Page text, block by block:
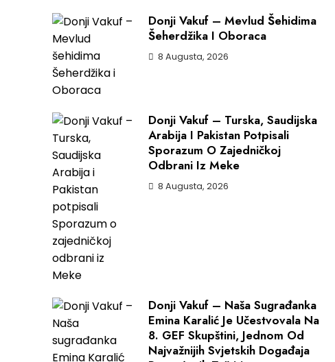
Donji Vakuf – Mevlud Šehidima
Šeherdžika I Oboraca
8 Augusta, 2026
Donji Vakuf – Turska, Saudijska
Arabija I Pakistan Potpisali
Sporazum O Zajedničkoj
Odbrani Iz Meke
8 Augusta, 2026
Donji Vakuf – Naša Sugrađanka
Emina Karalić Je Učestvovala Na
8. GEF Skupštini, Jednom Od
Najvažnijih Svjetskih Događaja